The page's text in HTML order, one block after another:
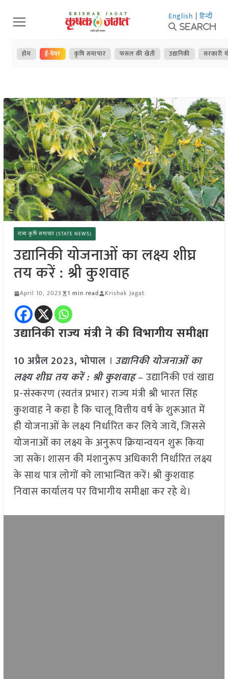
Skip
to
content
English | हिन्दी
Search
होम ई-पेपर कृषि समाचार फसल की खेती उद्यानिकी सरकारी
राज्य कृषि समाचार (STATE NEWS)
उद्यानिकी योजनाओं का लक्ष्य शीघ्र
तय करें : श्री कुशवाह
April 10, 2023 1 min read Krishak Jagat
उद्यानिकी राज्य मंत्री ने की विभागीय समीक्षा
10 अप्रैल2023, भोपाल । उद्यानिकी योजनाओं का
लक्ष्य शीघ्र तय करें : श्री कुशवाह– उद्यानिकी एवं खाद्य
प्र-संस्करण (स्वतंत्र प्रभार) राज्य मंत्री श्री भारत सिंह
कुशवाह ने कहा है कि चालू वित्तीय वर्ष के शुरूआत में
ही योजनाओं के लक्ष्य निर्धारित कर लिये जायें, जिससे
योजनाओं का लक्ष्य के अनुरूप क्रियान्वयन शुरू किया
जा सके। शासन की मंशानुरूप अधिकारी निर्धारित लक्ष्य
के साथ पात्र लोगों को लाभान्वित करें। श्री कुशवाह
निवास कार्यालय पर विभागीय समीक्षा कर रहे थे।